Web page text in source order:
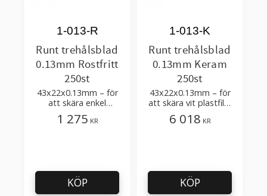
Runt trehålsblad
0.13mm Rostfritt
250st
43x22x0.13mm – för
att skära enkel
plastfilm med få
tillsatser
1-013-R
1 275 KR
KÖP
Runt trehålsblad
0.13mm Keram
250st
43x22x0.13mm – för
att skära vit plastfilm
med tillsatser
1-013-K
6 018 KR
KÖP